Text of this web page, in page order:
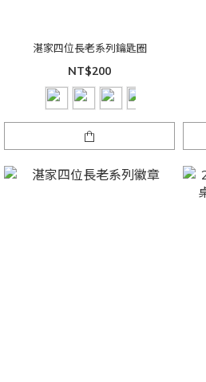
湛家四位長老系列鑰匙圈
NT$200